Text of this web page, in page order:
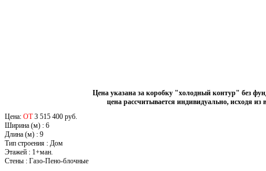
Цена указана за коробку "холодный контур" без
цена рассчитывается индивидуально, исходя из
Цена: ОТ 3 515 400 руб.
Ширина (м) : 6
Длина (м) : 9
Тип строения : Дом
Этажей : 1+ман.
Стены : Газо-Пено-блочные